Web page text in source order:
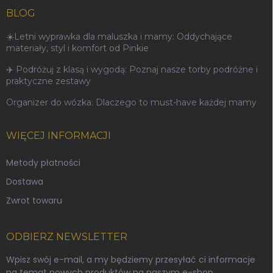
BLOG
☀️Letni wyprawka dla maluszka i mamy: Oddychające
materiały, styl i komfort od Pinkie
✈️ Podróżuj z klasą i wygodą: Poznaj nasze torby podróżne i
praktyczne zestawy
Organizer do wózka: Dlaczego to must-have każdej mamy
WIĘCEJ INFORMACJI
Metody płatności
Dostawa
Zwrot towaru
ODBIERZ NEWSLETTER
Wpisz swój e-mail, a my będziemy przesyłać ci informacje